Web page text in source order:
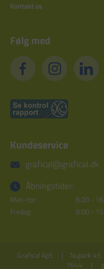
Kontakt os
Følg med
Kundeservice
grafical@grafical.dk
Åbningstider:
Man-tor:
8.00 -
Fredag:
8.00 -
Grafical ApS Nupark 45
7644